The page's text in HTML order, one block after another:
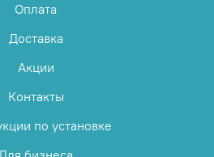
Оплата
Доставка
Акции
Контакты
по установке